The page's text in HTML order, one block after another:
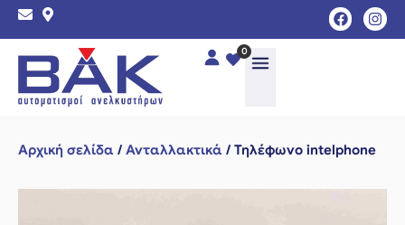
0
Αρχική σελίδα / Ανταλλακτικά / Τηλέφωνο intelphone